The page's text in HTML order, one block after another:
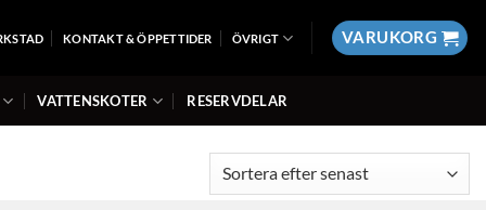
KONTAKT & ÖPPETTIDER ÖVRIGT VARUKORG
VATTENSKOTER RESERVDELAR